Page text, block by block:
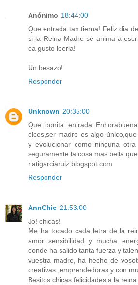
Anónimo 18:44:00
Que entrada tan tierna! Feliz dia
si la Reina Madre se anima a
da gusto leerla!
Un besazo!
Responder
Unknown 20:35:00
Que bonita
dices,ser madre es algo
y evolucionar como ninguna
seguramente la cosa mas bella
natigarciaruiz.blogspot.com
Responder
AnnChic 21:53:00
Jo! chicas!
Me ha tocado cada letra de la
amor sensibilidad y mucha
donde ha salido tanta fuerza y
vuestra madre, ha hecho de
creativas ,emprendedoras y con
Besitos chicas felicidades a la